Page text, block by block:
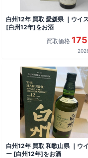
白州12年 買取 愛媛県 ｜ウイ
[白州12年]をお酒
買取価格
白州12年 買取 和歌山県 ｜ウ
ー [白州12年]をお酒